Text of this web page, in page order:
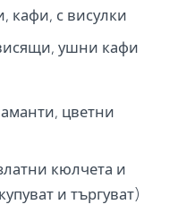
кафи, с висулки
ушни кафи
цветни
кюлчета и
и търгуват)